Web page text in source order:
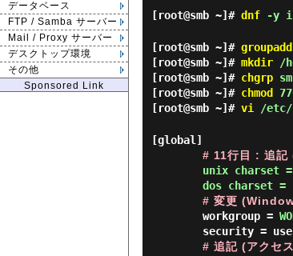
データベース
FTP / Samba サーバー
Mail / Proxy サーバー
デスクトップ環境
その他
Sponsored Link
[root@smb ~]# dnf -y
[root@smb ~]# groupadd
[root@smb ~]# mkdir /
[root@smb ~]# chgrp
[root@smb ~]# chmod
[root@smb ~]# vi /etc/
[global]
# 11行目 : 追記
unix charset =
dos charset
# 変更
        workgroup =
# 追記 (アクセ